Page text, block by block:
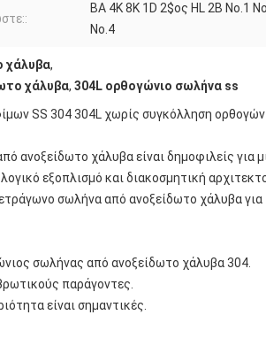
BA 4K 8K 1D 2$ος HL 2B No.1
No.4
χάλυβα,
χάλυβα, 304L ορθογώνιο σωλήνα ss
SS 304 304L χωρίς συγκόλληση
ανοξείδωτο χάλυβα είναι δημοφιλείς για
εξοπλισμό και διακοσμητική
σωλήνα από ανοξείδωτο χάλυβα για
σωλήνας από ανοξείδωτο χάλυβα 304.
παράγοντες.
είναι σημαντικές.